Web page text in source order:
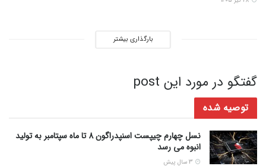
بارگذاری بیشتر
گفتگو در مورد این post
توصیه شده
نسل چهارم چیپست اسنپدراگون 8 تا ماه سپتامبر به تولید
انبوه می رسد